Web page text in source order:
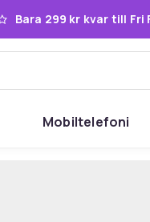
Bara 299 kr kvar till Fri
Mobiltelefoni